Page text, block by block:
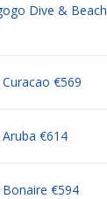
Dive & Beach
€569
€614
€594